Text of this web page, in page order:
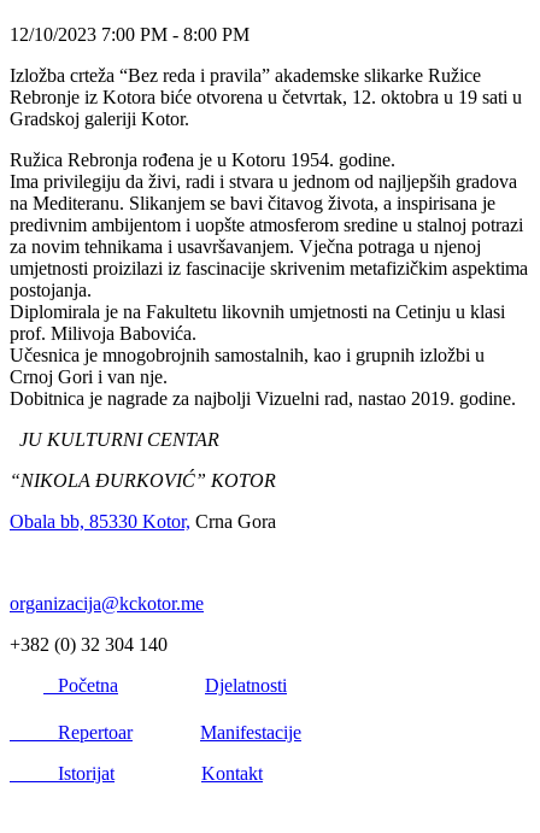
12/10/2023 7:00 PM - 8:00 PM
Izložba crteža “Bez reda i pravila” akademske slikarke Ružice
Rebronje iz Kotora biće otvorena u četvrtak, 12. oktobra u 19 sati u
Gradskoj galeriji Kotor.
Ružica Rebronja rođena je u Kotoru 1954. godine.
Ima privilegiju da živi, ​​radi i stvara u jednom od najljepših gradova
na Mediteranu. Slikanjem se bavi čitavog života, a inspirisana je
predivnim ambijentom i uopšte atmosferom sredine u stalnoj potrazi
za novim tehnikama i usavršavanjem. Vječna potraga u njenoj
umjetnosti proizilazi iz fascinacije skrivenim metafizičkim aspektima
postojanja.
Diplomirala je na Fakultetu likovnih umjetnosti na Cetinju u klasi
prof. Milivoja Babovića.
Učesnica je mnogobrojnih samostalnih, kao i grupnih izložbi u
Crnoj Gori i van nje.
Dobitnica je nagrade za najbolji Vizuelni rad, nastao 2019. godine.
JU KULTURNI CENTAR
“NIKOLA ĐURKOVIĆ” KOTOR
Obala bb, 85330 Kotor, Crna Gora
organizacija@kckotor.me
+382 (0) 32 304 140
Početna
Djelatnosti
Repertoar
Manifestacije
Istorijat
Kontakt